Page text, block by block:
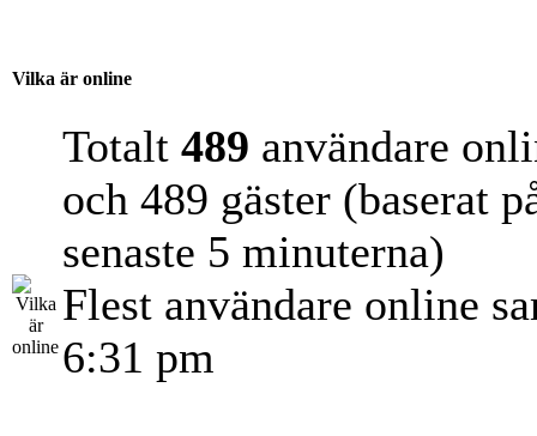
Vilka är online
Totalt 489 användare
och 489 gäster (baserat
senaste 5 minuterna)
Flest användare online
6:31 pm